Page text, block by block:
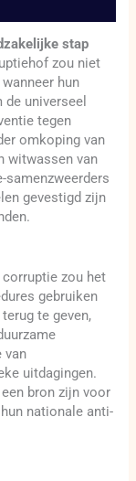
stap
zou niet
hun
universeel
tegen
omkoping van
witwassen van
samenzweerders
gevestigd zijn
zou het
gebruiken
te geven,
van
uitdagingen.
bron zijn voor
nationale anti-